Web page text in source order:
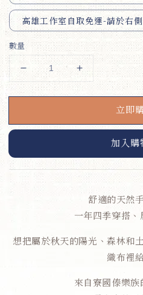
高雄工作室自取免運-請於右
數量
立即
加入購
舒適的天然
一年四季穿搭、
想把屬於秋天的陽光、森林和
織布裡
來自寮國傣樂族